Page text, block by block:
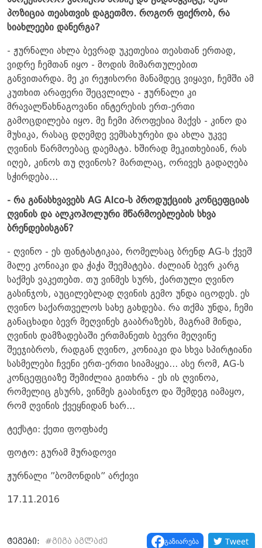
პოზიცია თეასთვის დაგეთმო. როგორ ფიქრობ, რა
სიახლეები დანერგა?
- ჟურნალი ახლა ბევრად უკეთესია თეასთან ერთად,
ვიდრე ჩემთან იყო - მოდის მიმართულებით
განვითარდა. მე კი რეჟისორი მანამდეც ვიყავი, ჩემში ამ
კუთხით არაფერი შეცვლილა - ჟურნალი კი
მრავალწახნაგოვანი ინტერესის ერთ-ერთი
გამოცდილება იყო. მე ჩემი პროფესია მაქვს - კინო და
მუსიკა, რასაც დღემდე ვემსახურები და ახლა უკვე
ღვინის წარმოებაც დაემატა. ხშირად მეკითხებიან, რას
იღებ, კინოს თუ ღვინოს? მართლაც, ორივეს გადაღება
სჭირდება...
- რა განასხვავებს AG Alco-ს პროდუქციის კონცეფციას
ღვინის და ალკოჰოლური მწარმოებლების სხვა
ბრენდებისგან?
- ღვინო - ეს ფანტასტიკაა, რომელსაც ბრენდ AG-ს ქვეშ
მალე კონიაკი და ჭაჭა შეემატება. ძალიან ბევრ კარგ
საქმეს ვაკეთებთ. თუ ვინმეს სურს, ქართული ღვინო
გასინჯოს, აუცილებლად ღვინის გემო უნდა იცოდეს. ეს
ღვინო საქართველოს სახე გახდება. რა თქმა უნდა, ჩემი
განაცხადი ბევრ მეღვინეს გააბრაზებს, მაგრამ მინდა,
ღვინის დამზადებაში ერთმანეთს ბევრი მეღვინე
შეეჯიბროს, რადგან ღვინო, კონიაკი და სხვა სპირტიანი
სასმელები ჩვენი ერთ-ერთი სიამაყეა... ასე რომ, AG-ს
კონცეფციაზე შემიძლია გითხრა - ეს ის ღვინოა,
რომელიც გსურს, ვინმეს გაასინჯო და შემდეგ იამაყო,
რომ ღვინის ქვეყნიდან ხარ...
ტექსტი: ქეთი ფოფხაძე
ფოტო: გურამ მურადოვი
ჟურნალი ”ბომონდის” არქივი
17.11.2016
ტეგები: #გიგა აგლაძე გაზიარება Tweet